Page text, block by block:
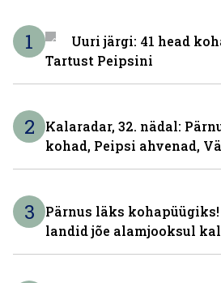
1
Uuri järgi: 41 head
Tartust Peipsini
2
Kalaradar, 32. nädal:
kohad, Peipsi ahvenad,
3
Pärnus läks
landid jõe alamjooksul